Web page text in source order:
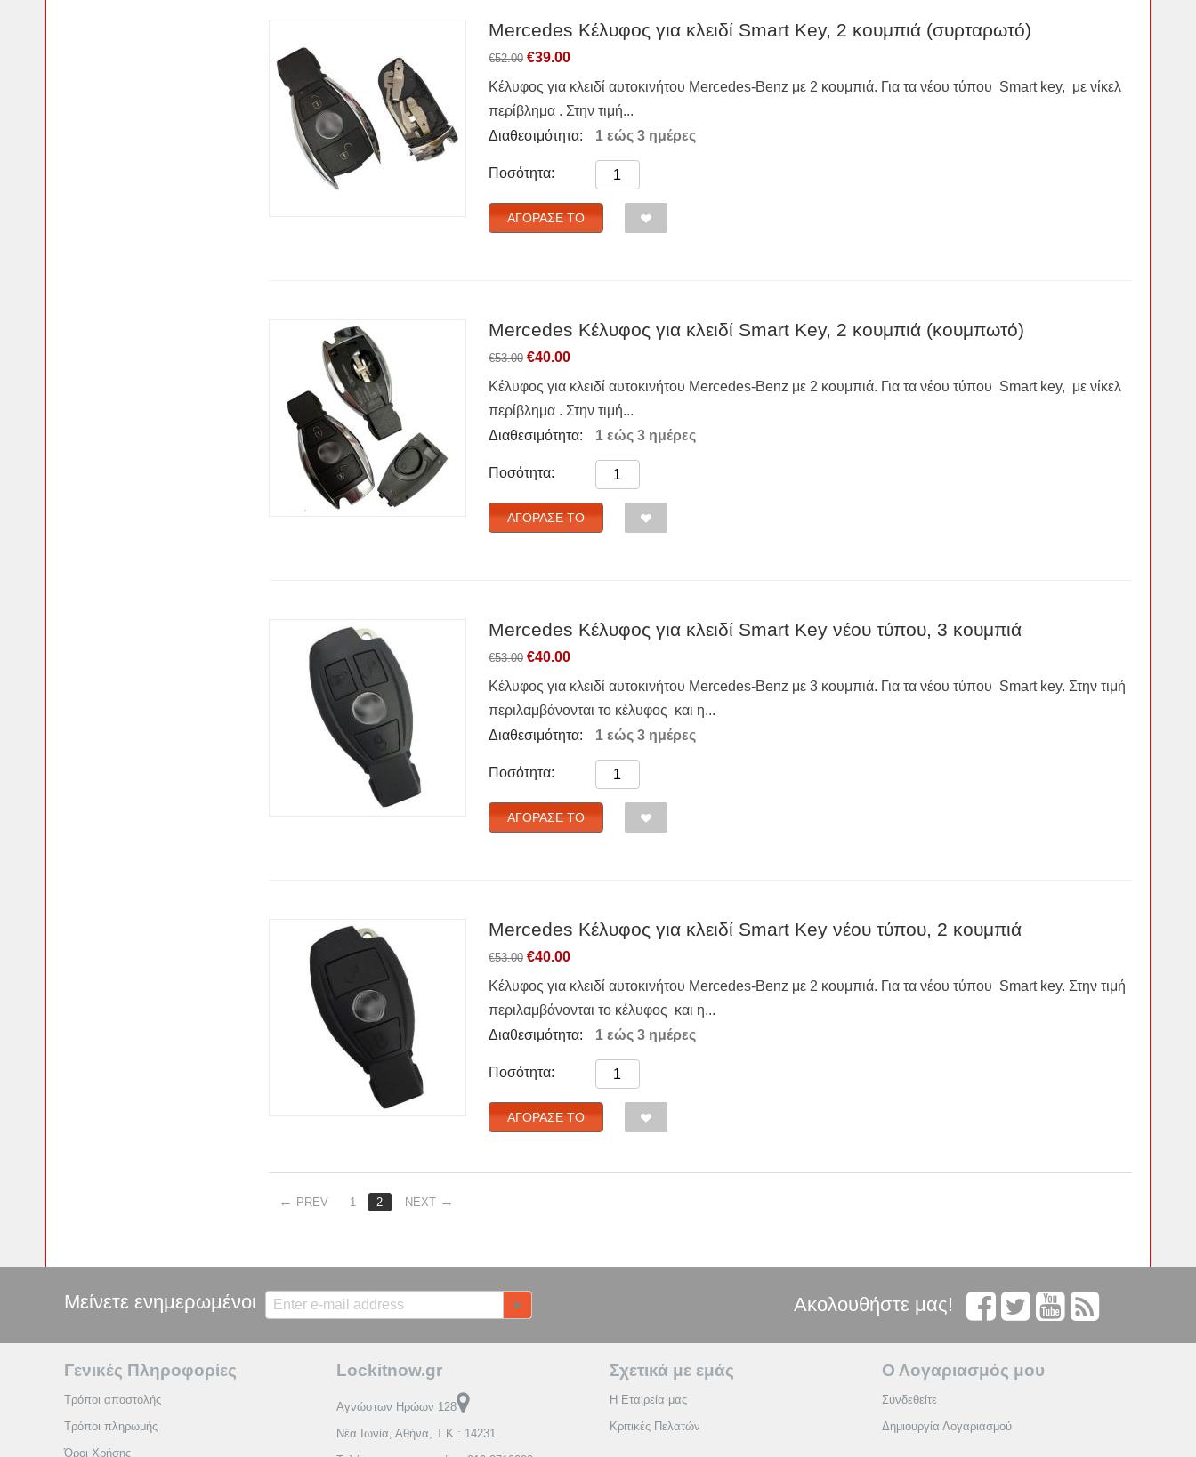
Mercedes Κέλυφος για κλειδί Smart Key, 2 κουμπιά (συρταρωτό)
€52.00 €39.00
Κέλυφος για κλειδί αυτοκινήτου Mercedes-Benz με 2 κουμπιά. Για τα νέου τύπου Smart key, με νίκελ
περίβλημα . Στην τιμή...
Διαθεσιμότητα:
1 εώς 3 ημέρες
Ποσότητα:
ΑΓΌΡΑΣΈ ΤΟ
Mercedes Κέλυφος για κλειδί Smart Key, 2 κουμπιά (κουμπωτό)
€53.00 €40.00
Κέλυφος για κλειδί αυτοκινήτου Mercedes-Benz με 2 κουμπιά. Για τα νέου τύπου Smart key, με νίκελ
περίβλημα . Στην τιμή...
Διαθεσιμότητα:
1 εώς 3 ημέρες
Ποσότητα:
ΑΓΌΡΑΣΈ ΤΟ
Mercedes Κέλυφος για κλειδί Smart Key νέου τύπου, 3 κουμπιά
€53.00 €40.00
Κέλυφος για κλειδί αυτοκινήτου Mercedes-Benz με 3 κουμπιά. Για τα νέου τύπου Smart key. Στην τιμή
περιλαμβάνονται το κέλυφος και η...
Διαθεσιμότητα:
1 εώς 3 ημέρες
Ποσότητα:
ΑΓΌΡΑΣΈ ΤΟ
Mercedes Κέλυφος για κλειδί Smart Key νέου τύπου, 2 κουμπιά
€53.00 €40.00
Κέλυφος για κλειδί αυτοκινήτου Mercedes-Benz με 2 κουμπιά. Για τα νέου τύπου Smart key. Στην τιμή
περιλαμβάνονται το κέλυφος και η...
Διαθεσιμότητα:
1 εώς 3 ημέρες
Ποσότητα:
ΑΓΌΡΑΣΈ ΤΟ
PREV 1 2 NEXT
Μείνετε ενημερωμένοι Ακολουθήστε μας!
Γενικές Πληροφορίες
Τρόποι αποστολής
Τρόποι πληρωμής
Όροι Χρήσης
Lockitnow.gr
Αγνώστων Ηρώων 128
Νέα Ιωνία, Αθήνα, Τ.Κ : 14231
Σχετικά με εμάς
Η Εταιρεία μας
Κριτικές Πελατών
Ο Λογαριασμός μου
Συνδεθείτε
Δημιουργία Λογαριασμού